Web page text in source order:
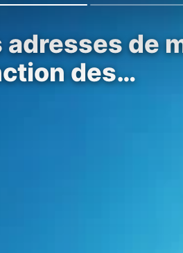
adresses de
des…